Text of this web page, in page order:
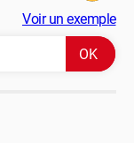
Voir un exemple